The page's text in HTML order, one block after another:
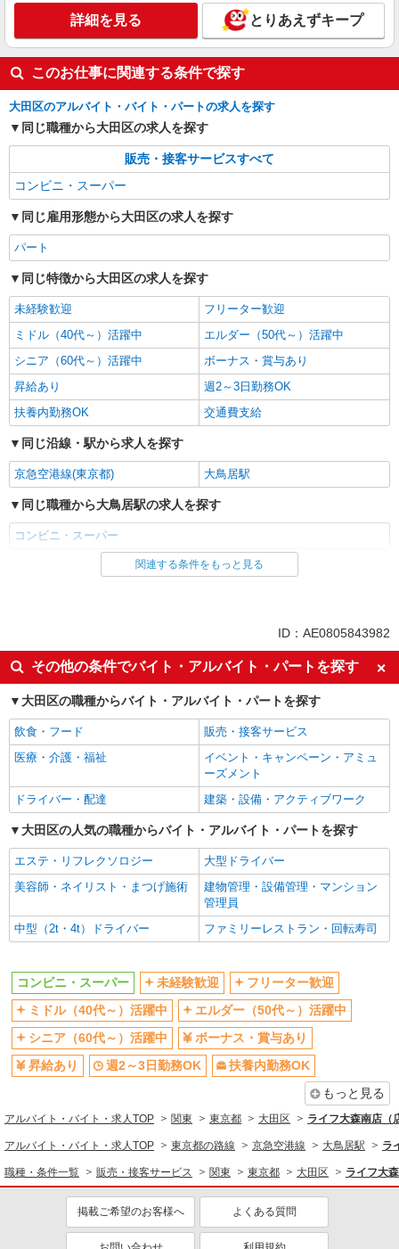
詳細を見る とりあえずキープ
このお仕事に関連する条件で探す
大田区のアルバイト・バイト・パートの求人を探す
同じ職種から大田区の求人を探す
販売・接客サービスすべて
コンビニ・スーパー
同じ雇用形態から大田区の求人を探す
パート
同じ特徴から大田区の求人を探す
未経験歓迎
フリーター歓迎
ミドル（40代～）活躍中
エルダー（50代～）活躍中
シニア（60代～）活躍中
ボーナス・賞与あり
昇給あり
週2～3日勤務OK
扶養内勤務OK
交通費支給
同じ沿線・駅から求人を探す
京急空港線(東京都) 大鳥居駅
同じ職種から大鳥居駅の求人を探す
コンビニ・スーパー
同じ雇用形態から大鳥居駅の求人を探す
未経験歓迎
フリーター歓迎
ミドル（40代～）活躍中
エルダー（50代～）活躍中
シニア（60代～）活躍中
ボーナス・賞与あり
昇給あり
週2～3日勤務OK
扶養内勤務OK
交通費支給
同じ職種から求人を探す
販売・接客サービス
コンビニ・スーパー
同じ特徴から求人を探す
未経験歓迎
ミドル（40代～）活躍中
ボーナス・賞与あり
週2～3日勤務OK
関連する条件をもっと見る
ID：AE0805843982
その他の条件でバイト・アルバイト・パートを探す
大田区の職種からバイト・アルバイト・パートを探す
飲食・フード
販売・接客サービス
医療・介護・福祉
イベント・キャンペーン・アミュ
ーズメント
ドライバー・配達
建築・設備・アクティブワーク
大田区の人気の職種からバイト・アルバイト・パートを探す
エステ・リフレクソロジー
大型ドライバー
美容師・ネイリスト・まつげ施術
建物管理・設備管理・マンション
管理員
中型（2t・4t）ドライバー
ファミリーレストラン・回転寿司
コンビニ・スーパー 未経験歓迎
フリーター歓迎
ミドル（40代～）活躍中
エルダー（50代～）活躍中
シニア（60代～）活躍中
ボーナス・賞与あり
昇給あり
週2～3日勤務OK
扶養内勤務OK
もっと見る
アルバイト・バイト・求人TOP 関東 東京都 大田区 ライフ大森南店（
アルバイト・バイト・求人TOP 東京都の路線 京急空港線 大鳥居駅 ラ
職種・条件一覧 販売・接客サービス 関東 東京都 大田区 ライフ大
掲載ご希望のお客様へ よくある質問